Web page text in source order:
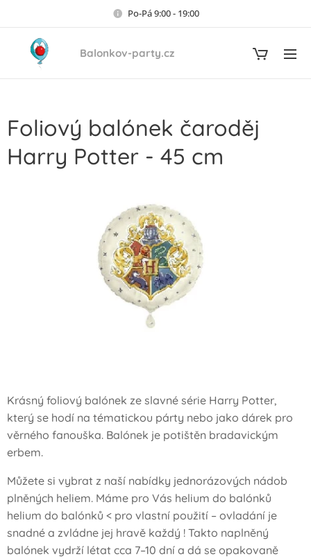
Po-Pá 9:00 - 19:00
Balonkov-party.cz
Foliový balónek čaroděj
Harry Potter - 45 cm
Krásný foliový balónek ze slavné série Harry Potter,
který se hodí na tématickou párty nebo jako dárek pro
věrného fanouška. Balónek je potištěn bradavickým
erbem.
Můžete si vybrat z naší nabídky jednorázových nádob
plněných heliem. Máme pro Vás helium do balónků
helium do balónků < pro vlastní použití – ovladání je
snadné a zvládne jej hravě každý ! Takto naplněný
balónek vydrží létat cca 7–10 dní a dá se opakovaně